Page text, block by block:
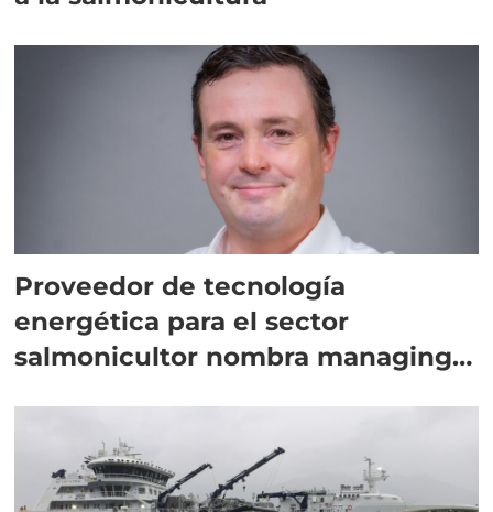
Proveedor de tecnología
energética para el sector
salmonicultor nombra managing